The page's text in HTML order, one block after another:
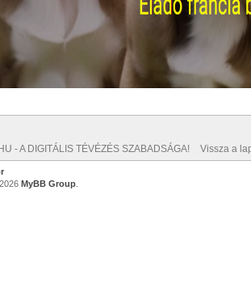
- A DIGITÁLIS TÉVÉZÉS SZABADSÁGA! Vissza a
MyBB Group